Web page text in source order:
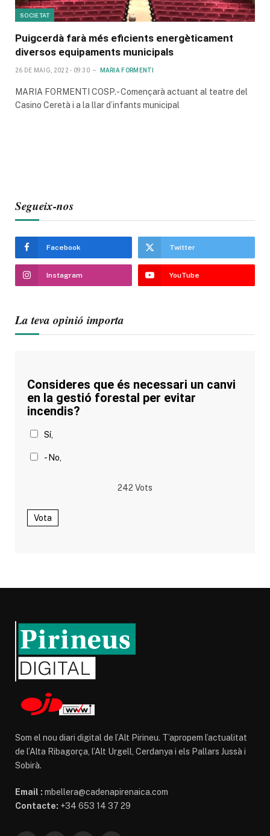
SOCIETAT
Puigcerdà farà més eficients energèticament
diversos equipaments municipals
26 DE MAIG, 2022 - 09:30 MARIA FORMENTI
MARIA FORMENTI COSP.- Començarà actuant al teatre del
Casino Ceretà i a la llar d’infants municipal
Segueix-nos
Facebook Twitter
Instagram YouTube
La teva opinió importa
Consideres que és necessari un canvi
en la gestió forestal per evitar
incendis?
Sí,
- No,
242 Vots
Vota
Som el nou diari digital de l’Alt Pirineu. T’apropem l’actualitat
de l’Alta Ribagorça, l’Alt Urgell, Cerdanya i els Pallars Jussà i
Sobirà.
Email : mbellera@cadenapirenaica.com
Contacte: +34 653 14 37 29